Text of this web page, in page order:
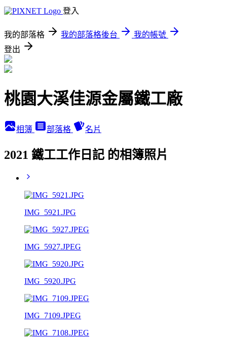
登入
我的部落格 我的部落格後台
我的帳號
登出
桃園大溪佳源金屬鐵工廠
相簿 部落格 名片
2021 鐵工工作日記 的相簿照片
IMG_5921.JPG
IMG_5927.JPEG
IMG_5920.JPG
IMG_7109.JPEG